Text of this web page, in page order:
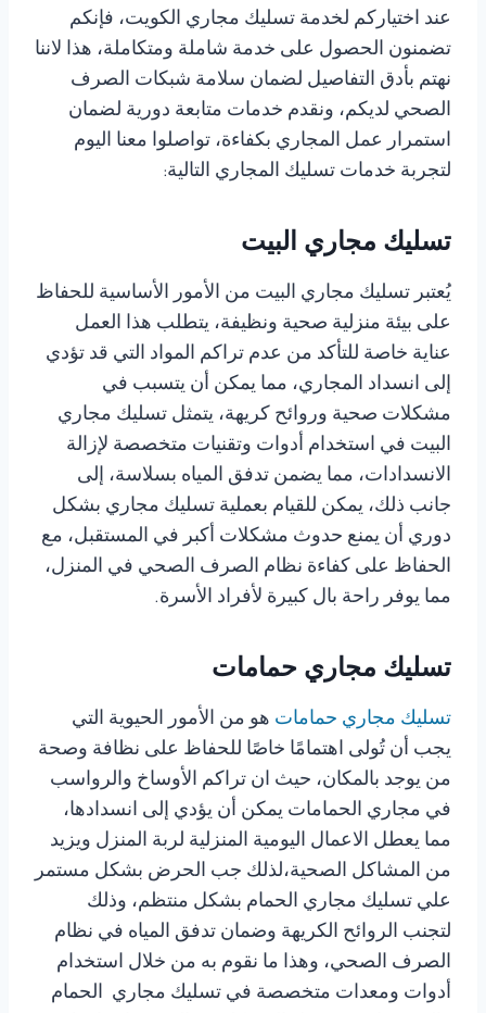
عند اختياركم لخدمة تسليك مجاري الكويت، فإنكم
تضمنون الحصول على خدمة شاملة ومتكاملة، هذا لاننا
نهتم بأدق التفاصيل لضمان سلامة شبكات الصرف
الصحي لديكم، ونقدم خدمات متابعة دورية لضمان
استمرار عمل المجاري بكفاءة، تواصلوا معنا اليوم
لتجربة خدمات تسليك المجاري التالية:
تسليك مجاري البيت
يُعتبر تسليك مجاري البيت من الأمور الأساسية للحفاظ
على بيئة منزلية صحية ونظيفة، يتطلب هذا العمل
عناية خاصة للتأكد من عدم تراكم المواد التي قد تؤدي
إلى انسداد المجاري، مما يمكن أن يتسبب في
مشكلات صحية وروائح كريهة، يتمثل تسليك مجاري
البيت في استخدام أدوات وتقنيات متخصصة لإزالة
الانسدادات، مما يضمن تدفق المياه بسلاسة، إلى
جانب ذلك، يمكن للقيام بعملية تسليك مجاري بشكل
دوري أن يمنع حدوث مشكلات أكبر في المستقبل، مع
الحفاظ على كفاءة نظام الصرف الصحي في المنزل،
مما يوفر راحة بال كبيرة لأفراد الأسرة.
تسليك مجاري حمامات
تسليك مجاري حمامات هو من الأمور الحيوية التي
يجب أن تُولى اهتمامًا خاصًا للحفاظ على نظافة وصحة
من يوجد بالمكان، حيث ان تراكم الأوساخ والرواسب
في مجاري الحمامات يمكن أن يؤدي إلى انسدادها،
مما يعطل الاعمال اليومية المنزلية لربة المنزل ويزيد
من المشاكل الصحية،لذلك جب الحرض بشكل مستمر
علي تسليك مجاري الحمام بشكل منتظم، وذلك
لتجنب الروائح الكريهة وضمان تدفق المياه في نظام
الصرف الصحي، وهذا ما نقوم به من خلال استخدام
أدوات ومعدات متخصصة في تسليك مجاري الحمام